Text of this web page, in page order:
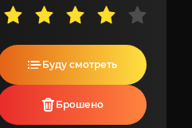
Буду смотреть
Брошено